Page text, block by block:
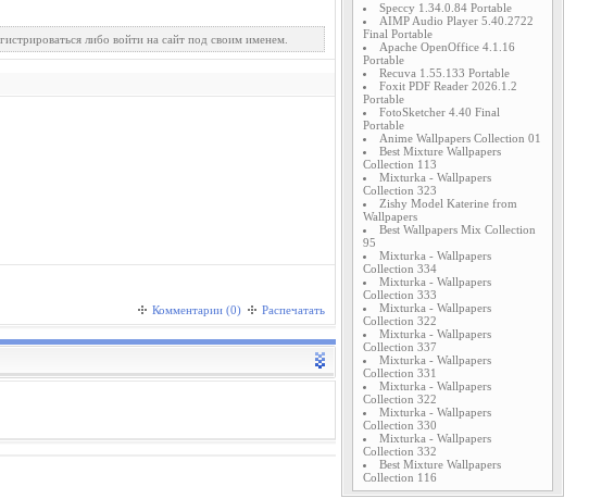
либо войти на сайт под своим именем.
Комментарии (0) Распечатать
Speccy 1.34.0.84 Portable
AIMP Audio Player 5.40.2722
Final Portable
Apache OpenOffice 4.1.16
Portable
Recuva 1.55.133 Portable
Foxit PDF Reader 2026.1.2
Portable
FotoSketcher 4.40 Final
Portable
Anime Wallpapers Collection 01
Best Mixture Wallpapers
Collection 113
Mixturka - Wallpapers
Collection 323
Zishy Model Katerine from
Wallpapers
Best Wallpapers Mix Collection
95
Mixturka - Wallpapers
Collection 334
Mixturka - Wallpapers
Collection 333
Mixturka - Wallpapers
Collection 322
Mixturka - Wallpapers
Collection 337
Mixturka - Wallpapers
Collection 331
Mixturka - Wallpapers
Collection 322
Mixturka - Wallpapers
Collection 330
Mixturka - Wallpapers
Collection 332
Best Mixture Wallpapers
Collection 116